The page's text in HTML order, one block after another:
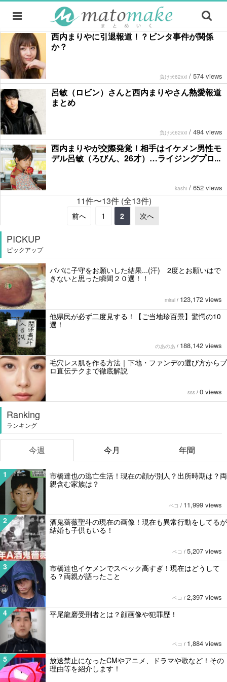
西内まりやに引退報道！？ビンタ事件が関係
か？
負け犬62xxi / 574 views
呂敏（ロビン）さんと西内まりやさん熱愛報道
まとめ
負け犬62xxi / 494 views
西内まりやが交際発覚！相手はイケメン男性モ
デル呂敏（ろびん、26才）…ライジングプロ...
kashi / 652 views
11件〜13件 (全13件)
前へ 1 2 次へ
PICKUP
ピックアップ
パパに子守をお願いした結果...(汗) 2度とお願いはで
きないと思った瞬間２０選！！
mirai / 123,172 views
他県民が必ず二度見する！【ご当地珍百景】驚愕の10
選！
のあのあ / 188,142 views
毛穴レス肌を作る方法｜下地・ファンデの選び方からプ
ロ直伝テクまで徹底解説
sss / 0 views
Ranking
ランキング
今週 今月 年間
1
市橋達也の逃亡生活！現在の顔が別人？出所時期は？両
親含む家族は？
ペコ / 11,999 views
2
酒鬼薔薇聖斗の現在の画像！現在も異常行動をしてるが
結婚も子供もいる！
ペコ / 5,207 views
3
市橋達也イケメンでスペック高すぎ！現在はどうして
る？両親が語ったこと
ペコ / 2,397 views
4 平尾龍磨受刑者とは？顔画像や犯罪歴！
ペコ / 1,884 views
5
放送禁止になったCMやアニメ、ドラマや歌など！その
理由等を紹介します！